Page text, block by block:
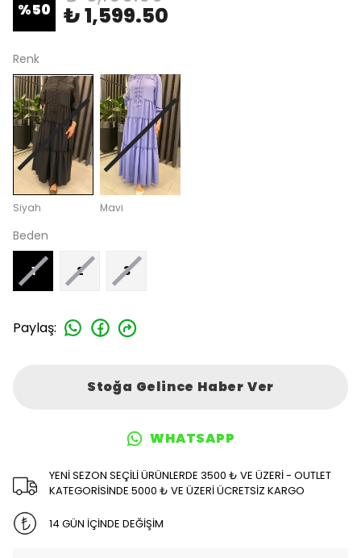
%50 ₺ 1,599.50
Renk
Siyah Mavi
Beden
1 2 3
Paylaş:
Stoğa Gelince Haber Ver
WHATSAPP
YENİ SEZON SEÇİLİ ÜRÜNLERDE 3500 ₺ VE ÜZERİ - OUTLET
KATEGORİSİNDE 5000 ₺ VE ÜZERİ ÜCRETSİZ KARGO
14 GÜN İÇİNDE DEĞİŞİM